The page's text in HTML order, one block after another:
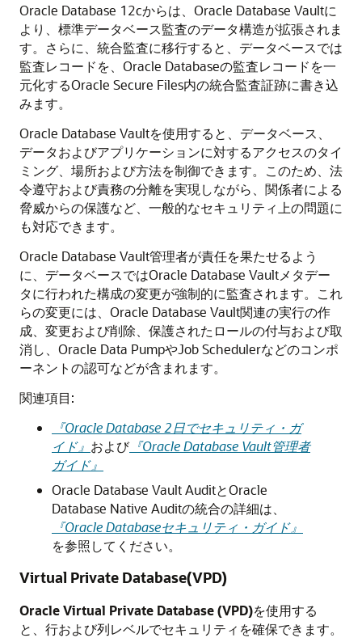
Oracle Database 12cからは、Oracle Database Vaultに
より、標準データベース監査のデータ構造が拡張されま
す。さらに、統合監査に移行すると、データベースでは
監査レコードを、Oracle Databaseの監査レコードを一
元化するOracle Secure Files内の統合監査証跡に書き込
みます。
Oracle Database Vaultを使用すると、データベース、
データおよびアプリケーションに対するアクセスのタイ
ミング、場所および方法を制御できます。このため、法
令遵守および責務の分離を実現しながら、関係者による
脅威からの保護など、一般的なセキュリティ上の問題に
も対応できます。
Oracle Database Vault管理者が責任を果たせるよう
に、データベースではOracle Database Vaultメタデー
タに行われた構成の変更が強制的に監査されます。これ
らの変更には、Oracle Database Vault関連の実行の作
成、変更および削除、保護されたロールの付与および取
消し、Oracle Data PumpやJob Schedulerなどのコンポ
ーネントの認可などが含まれます。
関連項目:
『Oracle Database 2日でセキュリティ・ガ
イド』 および『Oracle Database Vault管理者
ガイド』
Oracle Database Vault AuditとOracle
Database Native Auditの統合の詳細は、
『Oracle Databaseセキュリティ・ガイド』
を参照してください。
Virtual Private Database(VPD)
Oracle Virtual Private Database (VPD)を使用する
と、行および列レベルでセキュリティを確保できます。